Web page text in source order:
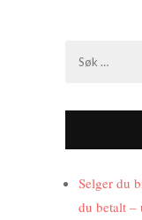
Selger du
du betalt –